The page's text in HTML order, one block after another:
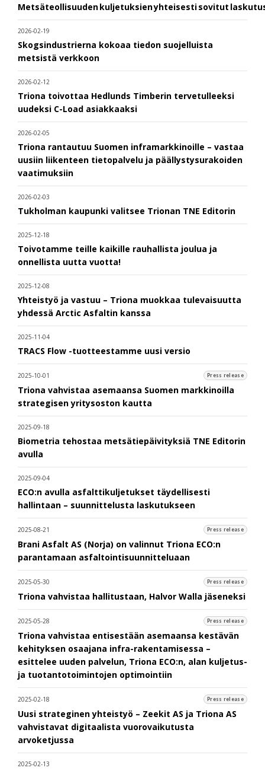
Metsäteollisuuden kuljetuksien yhteisesti sovitut
2026-02-19
Skogsindustrierna kokoaa tiedon suojelluista
metsistä verkkoon
2026-02-12
Triona toivottaa Hedlunds Timberin tervetulleeksi
uudeksi C-Load asiakkaaksi
2026-02-05
Triona rantautuu Suomen inframarkkinoille – vastaa
uusiin liikenteen tietopalvelu ja päällystysurakoiden
vaatimuksiin
2026-02-03
Tukholman kaupunki valitsee Trionan TNE Editorin
2025-12-18
Toivotamme teille kaikille rauhallista joulua ja
onnellista uutta vuotta!
2025-12-08
Yhteistyö ja vastuu – Triona muokkaa tulevaisuutta
yhdessä Arctic Asfaltin kanssa
2025-11-04
TRACS Flow -tuotteestamme uusi versio
2025-10-01 Press release
Triona vahvistaa asemaansa Suomen markkinoilla
strategisen yritysoston kautta
2025-09-18
Biometria tehostaa metsätiepäivityksiä TNE Editorin
avulla
2025-09-04
ECO:n avulla asfalttikuljetukset täydellisesti
hallintaan – suunnittelusta laskutukseen
2025-08-21 Press release
Brani Asfalt AS (Norja) on valinnut Triona ECO:n
parantamaan asfaltointisuunnitteluaan
2025-05-30 Press release
Triona vahvistaa hallitustaan, Halvor Walla jäseneksi
2025-05-28 Press release
Triona vahvistaa entisestään asemaansa kestävän
kehityksen osaajana infra-rakentamisessa –
esittelee uuden palvelun, Triona ECO:n, alan kuljetus-
ja tuotantotoimintojen optimointiin
2025-02-18 Press release
Uusi strateginen yhteistyö – Zeekit AS ja Triona AS
vahvistavat digitaalista vuorovaikutusta
arvoketjussa
2025-02-13